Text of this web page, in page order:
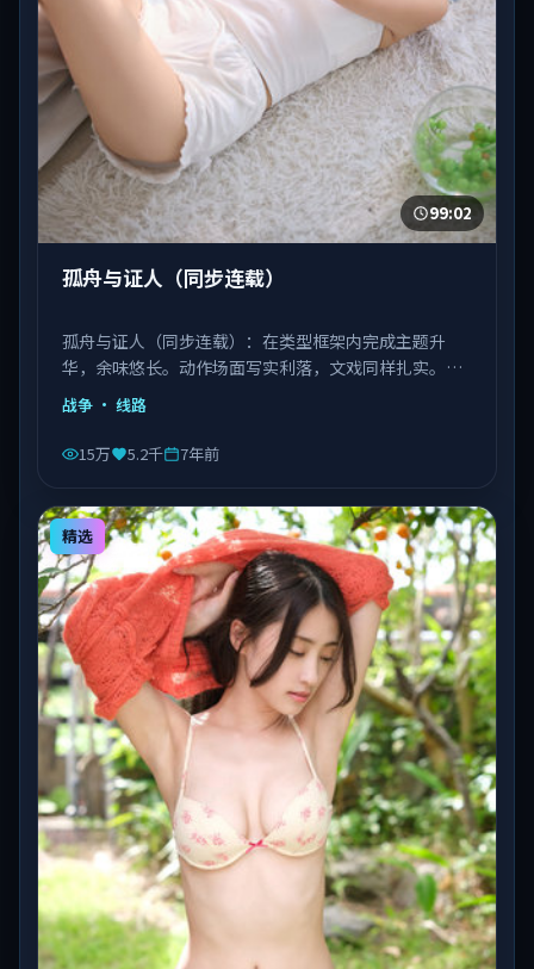
99:02
孤舟与证人（同步连载）
孤舟与证人（同步连载）：在类型框架内完成主题升
华，余味悠长。动作场面写实利落，文戏同样扎实。由
丹尼斯·维伦纽瓦执导，文淇、宋康昊、长泽雅美等主
演，越南出品，类型为战争。
战争 · 线路
15万 5.2千 7年前
精选